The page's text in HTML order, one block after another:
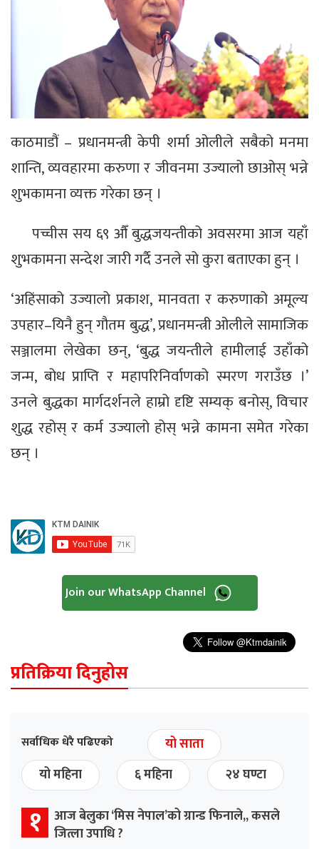
काठमाडौं – प्रधानमन्त्री केपी शर्मा ओलीले सबैको मनमा
शान्ति, व्यवहारमा करुणा र जीवनमा उज्यालो छाओस् भन्ने
शुभकामना व्यक्त गरेका छन् ।
पच्चीस सय ६९ औँ बुद्धजयन्तीको अवसरमा आज यहाँ
शुभकामना सन्देश जारी गर्दै उनले सो कुरा बताएका हुन् ।
‘अहिंसाको उज्यालो प्रकाश, मानवता र करुणाको अमूल्य
उपहार–यिनै हुन् गौतम बुद्ध’, प्रधानमन्त्री ओलीले सामाजिक
सञ्जालमा लेखेका छन्, ‘बुद्ध जयन्तीले हामीलाई उहाँको
जन्म, बोध प्राप्ति र महापरिनिर्वाणको स्मरण गराउँछ ।’
उनले बुद्धका मार्गदर्शनले हाम्रो दृष्टि सम्यक् बनोस्, विचार
शुद्ध रहोस् र कर्म उज्यालो होस् भन्ने कामना समेत गरेका
छन् ।
Join our WhatsApp Channel
प्रतिक्रिया दिनुहोस
सर्वाधिक धेरै पढिएको
यो साता
यो महिना
६ महिना २४ घण्टा
१ आज बेलुका ‘मिस नेपाल’को ग्रान्ड फिनाले,, कसले
जित्ला उपाधि ?